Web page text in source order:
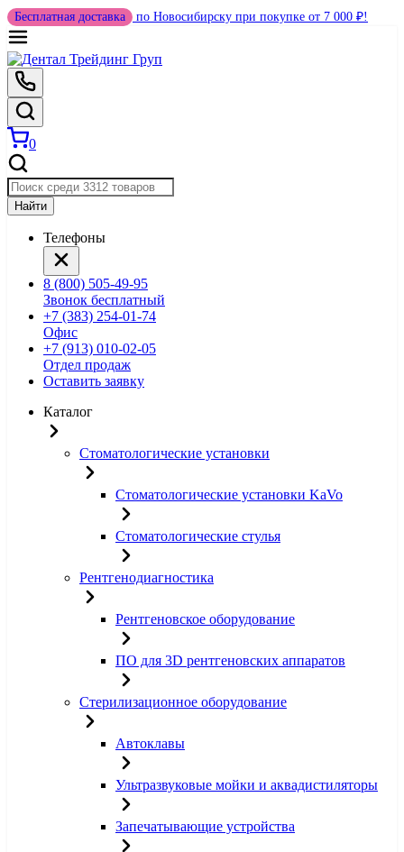
Бесплатная доставка по Новосибирску при покупке от 7 000 ₽!
0
Найти
Телефоны
8 (800) 505-49-95
Звонок бесплатный
+7 (383) 254-01-74
Офис
+7 (913) 010-02-05
Отдел продаж
Оставить заявку
Каталог
Стоматологические установки
Стоматологические установки KaVo
Стоматологические стулья
Рентгенодиагностика
Рентгеновское оборудование
ПО для 3D рентгеновских аппаратов
Стерилизационное оборудование
Автоклавы
Ультразвуковые мойки и аквадистиляторы
Запечатывающие устройства